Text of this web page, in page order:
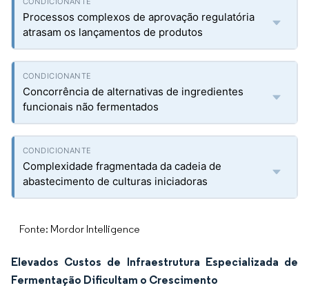
Processos complexos de aprovação regulatória
atrasam os lançamentos de produtos
Concorrência de alternativas de ingredientes
funcionais não fermentados
Complexidade fragmentada da cadeia de
abastecimento de culturas iniciadoras
Fonte: Mordor Intelligence
Elevados Custos de Infraestrutura Especializada de
Fermentação Dificultam o Crescimento